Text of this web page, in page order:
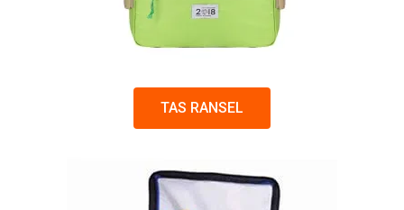
TAS RANSEL